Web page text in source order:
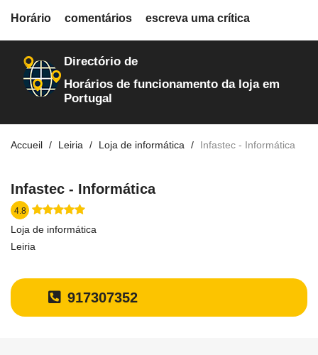
loja-de-informatica
Directório de
Horários de funcionamento da loja em
Portugal
Accueil Leiria Loja de informática Infastec - Informática
Infastec - Informática
4.8
Loja de informática
Leiria
917307352
Horário comentários escreva uma crítica